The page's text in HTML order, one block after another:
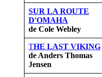
SUR LA ROUTE
D'OMAHA
de Cole Webley
THE LAST VIKING
de Anders Thomas
Jensen